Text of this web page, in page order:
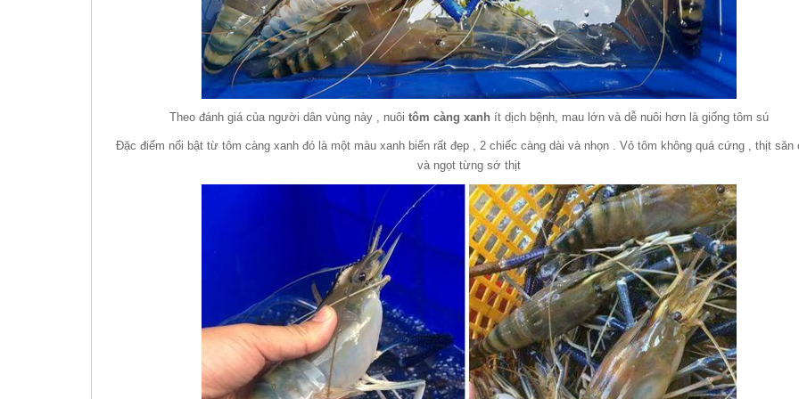
Theo đánh giá của người dân vùng này , nuôi tôm càng xanh ít dịch bệnh, mau lớn và dễ nuôi hơn là giống tôm sú
Đặc điểm nổi bật từ tôm càng xanh đó là một màu xanh biển rất đẹp , 2 chiếc càng dài và nhọn . Vỏ tôm không quá cứng , thịt săn
và ngọt từng sớ thịt